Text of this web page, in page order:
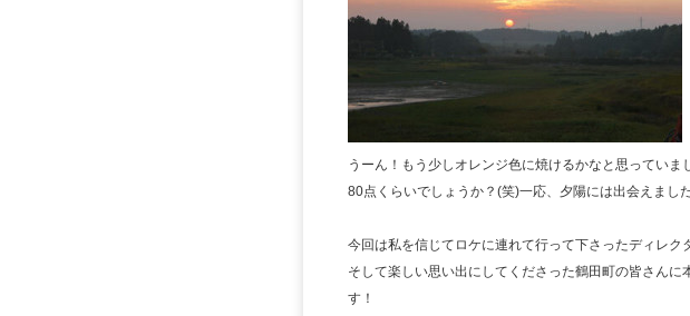
うーん！もう少しオレンジ色に焼けるかなと思っていま
80点くらいでしょうか？(笑)一応、夕陽には出会えまし
今回は私を信じてロケに連れて行って下さったディレク
そして楽しい思い出にしてくださった鶴田町の皆さんに
す！